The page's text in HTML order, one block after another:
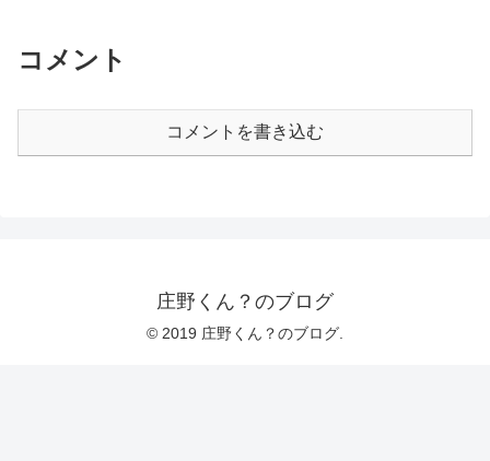
コメント
コメントを書き込む
庄野くん？のブログ
© 2019 庄野くん？のブログ.